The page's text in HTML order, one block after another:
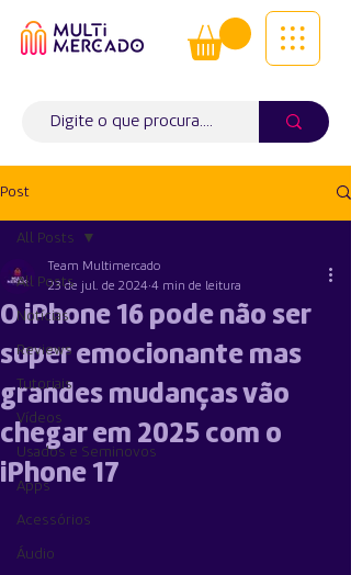
Tudo num só lugar! | Entregas ao
domicílio
Post
All Posts
Notícias
Reviews
Tutoriais
Vídeos
Usados e Seminovos
Apps
Acessórios
Áudio
All Posts
O iPhone 16 pode não ser
super emocionante mas
grandes mudanças vão
chegar em 2025 com o
iPhone 17
Team Multimercado
23 de jul. de 2024 4 min de leitura